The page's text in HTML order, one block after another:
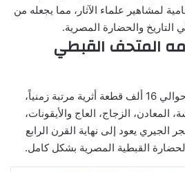
لمشاهير علماء الآثار، مما يجعله من
التاريخ والحضارة المصرية.
المتحف القبطي
ج: المتحف القبطي يعرض حوالي 16 ألف قطعة أثرية مرتبة زمنياً،
المعادن، الزجاج، العاج والأيقونات،
يعود إلى نهاية القرن الرابع
الحضارة القبطية المصرية بشكل كامل.